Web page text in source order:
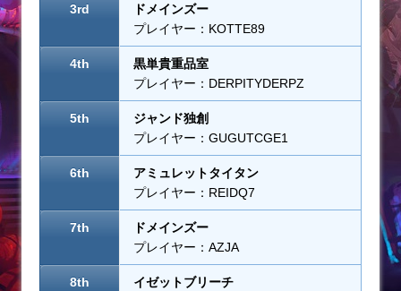
3rd
ドメインズー
プレイヤー：KOTTE89
4th
黒単貴重品室
プレイヤー：DERPITYDERPZ
5th
ジャンド独創
プレイヤー：GUGUTCGE1
6th
アミュレットタイタン
プレイヤー：REIDQ7
7th
ドメインズー
プレイヤー：AZJA
8th
イゼットブリーチ